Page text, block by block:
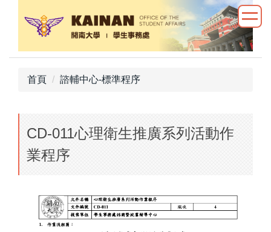
首頁 諮輔中心-標準程序
CD-011心理衛生推廣系列活動作
業程序